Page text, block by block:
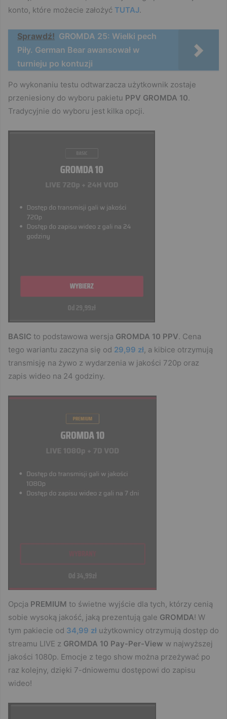
konto, które możecie założyć TUTAJ.
Sprawdź! GROMDA 25: Wielki pech
Piły. German Bear awansował w
turnieju po kontuzji
Po wykonaniu testu odtwarzacza użytkownik zostaje
przeniesiony do wyboru pakietu PPV GROMDA 10.
Tradycyjnie do wyboru jest kilka opcji.
BASIC to podstawowa wersja GROMDA 10 PPV. Cena
tego wariantu zaczyna się od 29,99 zł, a kibice otrzymują
transmisję na żywo z wydarzenia w jakości 720p oraz
zapis wideo na 24 godziny.
Opcja PREMIUM to świetne wyjście dla tych, którzy cenią
sobie wysoką jakość, jaką prezentują gale GROMDA! W
tym pakiecie od 34,99 zł użytkownicy otrzymują dostęp do
streamu LIVE z GROMDA 10 Pay-Per-View w najwyższej
jakości 1080p. Emocje z tego show można przeżywać po
raz kolejny, dzięki 7-dniowemu dostępowi do zapisu
wideo!